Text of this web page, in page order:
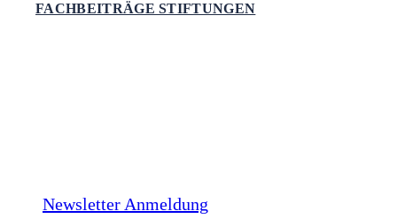
FACHBEITRÄGE STIFTUNGEN
Newsletter Anmeldung